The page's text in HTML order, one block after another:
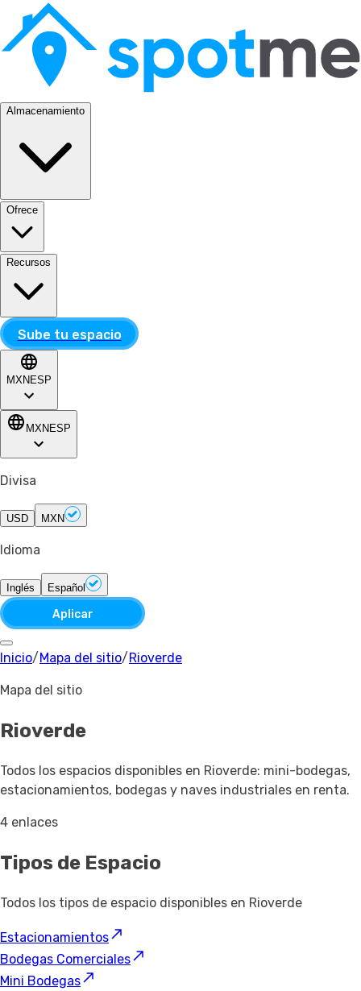
Almacenamiento
Ofrece
Recursos
Sube tu espacio
MXN ESP
MXN ESP
Divisa
USD MXN
Idioma
Inglés Español
Aplicar
Inicio/ Mapa del sitio/ Rioverde
Mapa del sitio
Rioverde
Todos los espacios disponibles en Rioverde: mini-bodegas,
estacionamientos, bodegas y naves industriales en renta.
4 enlaces
Tipos de Espacio
Todos los tipos de espacio disponibles en Rioverde
Estacionamientos
Bodegas Comerciales
Mini Bodegas